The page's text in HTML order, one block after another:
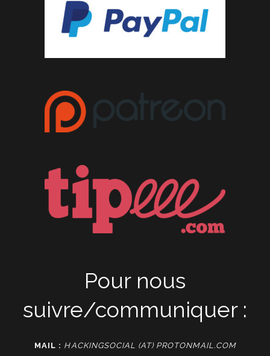
Pour nous
suivre/communiquer :
MAIL : HACKINGSOCIAL (AT) PROTONMAIL.COM